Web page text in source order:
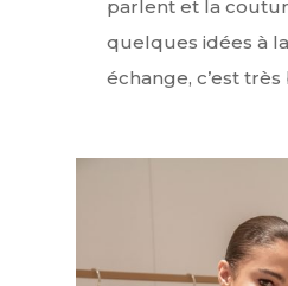
parlent et la
quelques idées à
échange, c’est